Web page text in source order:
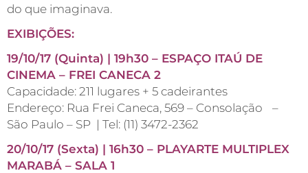
do que imaginava.
EXIBIÇÕES:
19/10/17 (Quinta) | 19h30 – ESPAÇO ITAÚ DE
CINEMA – FREI CANECA 2
Capacidade: 211 lugares + 5 cadeirantes
Endereço: Rua Frei Caneca, 569 – Consolação –
São Paulo – SP | Tel: (11) 3472-2362
20/10/17 (Sexta) | 16h30 – PLAYARTE MULTIPLEX
MARABÁ – SALA 1